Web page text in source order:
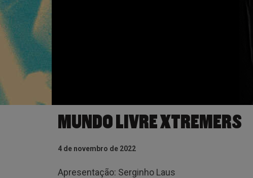
MUNDO LIVRE XTREMERS
4 de novembro de 2022
Apresentação: Serginho Laus